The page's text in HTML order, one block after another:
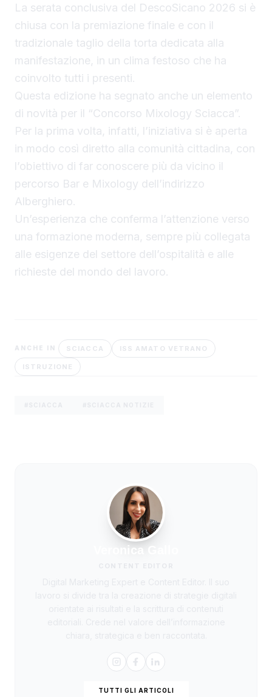
La serata conclusiva del DescoSicano 2026 si è
chiusa con la premiazione finale e con il
tradizionale taglio della torta dedicata alla
manifestazione, in un clima festoso che ha
coinvolto tutti i presenti.
Questa edizione ha segnato anche un elemento
di novità per il “Concorso Mixology Sciacca”.
Per la prima volta, infatti, l’iniziativa si è aperta
in modo così diretto alla comunità cittadina, con
l’obiettivo di far conoscere più da vicino il
percorso Bar e Mixology dell’indirizzo
Alberghiero.
Un’esperienza che conferma l’attenzione verso
una formazione moderna, sempre più collegata
alle esigenze del settore dell’ospitalità e alle
richieste del mondo del lavoro.
ANCHE IN SCIACCA ISS AMATO VETRANO
ISTRUZIONE
Veronica Gallo
TUTTI GLI ARTICOLI